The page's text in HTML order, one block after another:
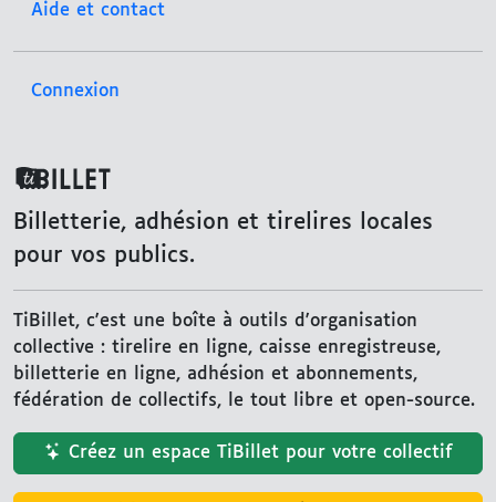
Aide et contact
Connexion
Billetterie, adhésion et tirelires locales
pour vos publics.
TiBillet, c'est une boîte à outils d'organisation
collective : tirelire en ligne, caisse enregistreuse,
billetterie en ligne, adhésion et abonnements,
fédération de collectifs, le tout libre et open-source.
Créez un espace TiBillet pour votre collectif